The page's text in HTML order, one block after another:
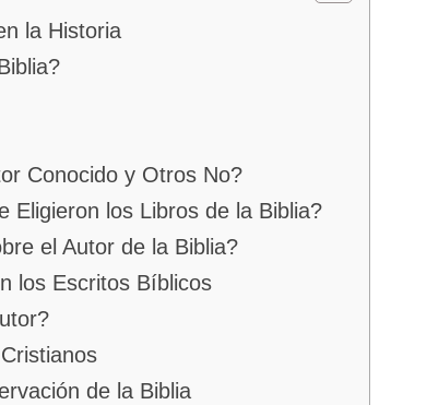
la Historia
Conocido y Otros No?
Eligieron los Libros de la Biblia?
el Autor de la Biblia?
los Escritos Bíblicos
de la Biblia